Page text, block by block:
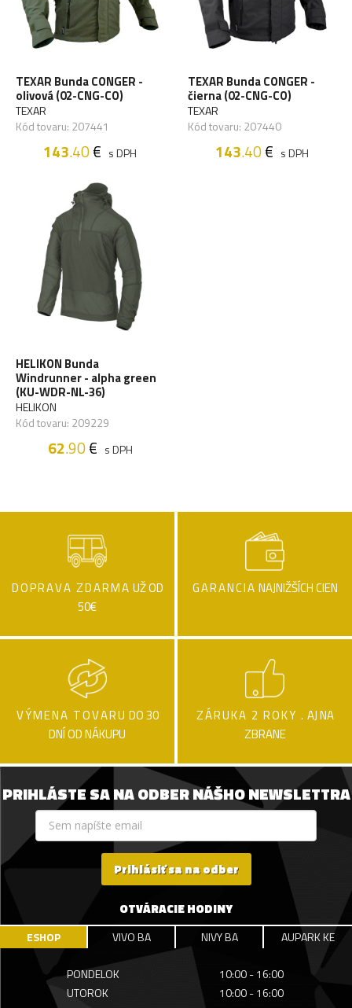
TEXAR Bunda CONGER -
olivová (02-CNG-CO)
TEXAR
Kód tovaru: 207441
143.40€ s DPH
TEXAR Bunda CONGER -
čierna (02-CNG-CO)
TEXAR
Kód tovaru: 207440
143.40€ s DPH
HELIKON Bunda
Windrunner - alpha green
(KU-WDR-NL-36)
HELIKON
Kód tovaru: 209229
62.90€ s DPH
DOPRAVA ZDARMA UŽ OD
50€
GARANCIA NAJNIŽŠÍCH CIEN
VÝMENA TOVARU DO 30
DNÍ OD NÁKUPU
ZÁRUKA 2 ROKY . AJ NA
ZBRANE
PRIHLÁSTE SA NA ODBER NÁŠHO NEWSLETTRA
Prihlásiť sa na odber
OTVÁRACIE HODINY
ESHOP VIVO BA NIVY BA AUPARK KE
PONDELOK
10:00 - 16:00
UTOROK
10:00 - 16:00